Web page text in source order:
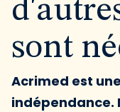
sont
Acrimed est
indépendance.